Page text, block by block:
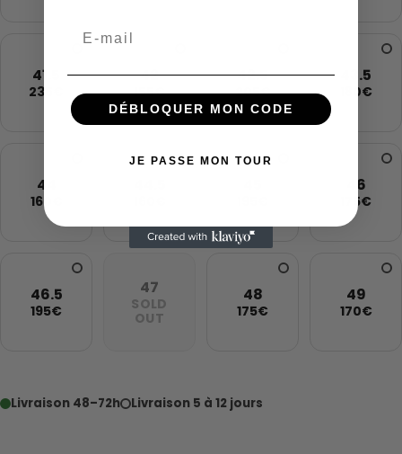
41.5
235€
42
155€
42.5
205€
43.5
180€
44
160€
46
175€
46.5
195€
47
SOLD
OUT
48
175€
49
170€
Livraison 48–72h Livraison 5 à 12 jours
DÉBLOQUER MON CODE
JE PASSE MON TOUR